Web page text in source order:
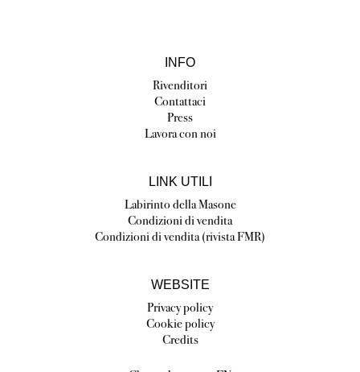
INFO
Rivenditori
Contattaci
Press
Lavora con noi
LINK UTILI
Labirinto della Masone
Condizioni di vendita
Condizioni di vendita (rivista FMR)
WEBSITE
Privacy policy
Cookie policy
Credits